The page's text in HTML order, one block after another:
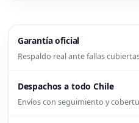
Garantía oficial
Respaldo real ante fallas
Despachos a todo Chile
Envíos con seguimiento y